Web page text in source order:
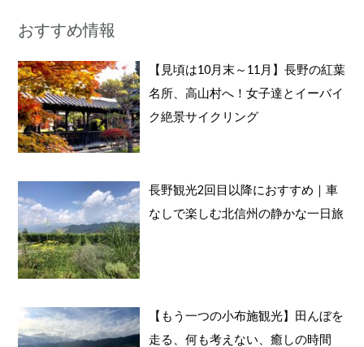
象
:
おすすめ情報
【見頃は10月末～11月】長野の紅葉
名所、高山村へ！女子達とイーバイ
ク絶景サイクリング
長野観光2回目以降におすすめ｜車
なしで楽しむ北信州の静かな一日旅
【もう一つの小布施観光】田んぼを
走る、何も考えない、癒しの時間